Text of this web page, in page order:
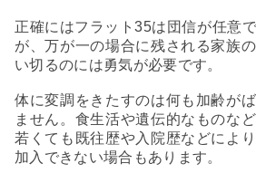
正確にはフラット35は団信が任意
が、万が一の場合に残される家族
い切るのには勇気が必要です。
体に変調をきたすのは何も加齢が
ません。食生活や遺伝的なものな
若くても既往歴や入院歴などによ
加入できない場合もあります。